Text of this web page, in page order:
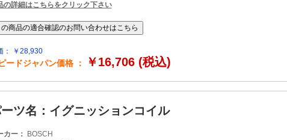
の詳細はこちらをクリック下さい
： ￥28,930
ードジャパン価格 ： ￥16,706 (税込)
ツ名：イグニッションコイル
カー：
BOSCH